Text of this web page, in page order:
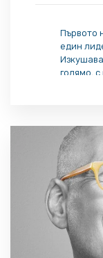
Първото
един
голямо,
с